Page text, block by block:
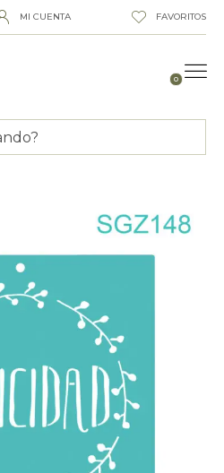
MI CUENTA FAVORITOS
0